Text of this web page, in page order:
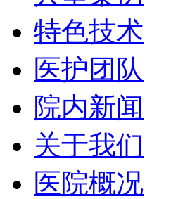
特色技术
医护团队
院内新闻
关于我们
医院概况